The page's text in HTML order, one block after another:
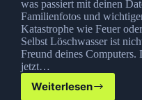
was passiert mit deinen
Familienfotos und
Katastrophe wie Feuer
Selbst Löschwasser ist
Freund deines
jetzt…
Weiterlesen
Neue